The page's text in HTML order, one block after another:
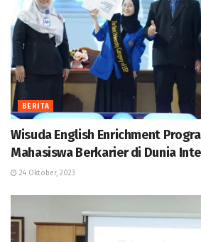
BERITA
Wisuda English Enrichment
Mahasiswa Berkarier di Dunia
24 Oktober, 2023